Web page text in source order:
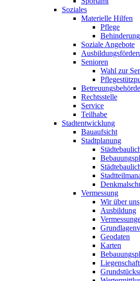
Soziales
Materielle Hilfen
Pflege
Behinderung
Soziale Angebote
Senioren
Wahl zur
Betreuungs­behörde
Rechtsstelle
Service
Teilhabe
Stadt­entwicklung
Bauaufsicht
Stadtplanung
Vermessung
Wir über uns
Ausbildung
Geodaten
Karten